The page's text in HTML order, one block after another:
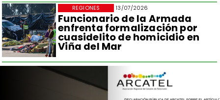
13/07/2026
Funcionario de la Armada
enfrenta formalización por
cuasidelito de homicidio en
Viña del Mar
REGIONES